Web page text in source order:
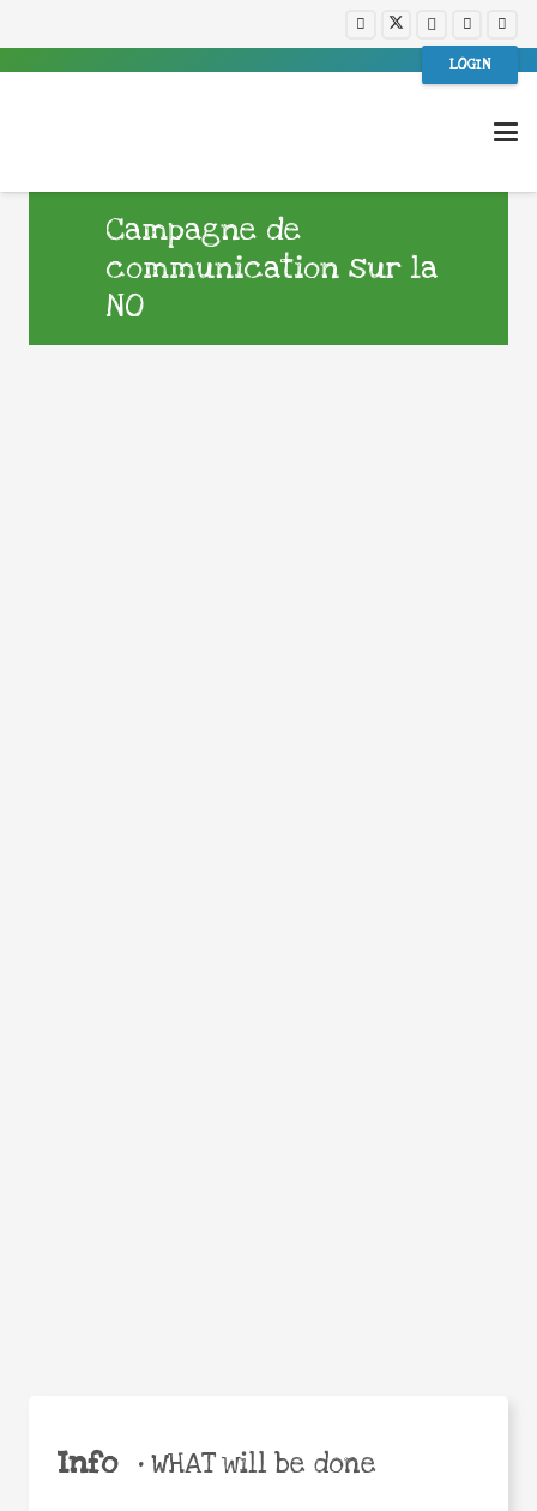
LOGIN
Campagne de
communication sur la
NO
Info •WHAT will be done